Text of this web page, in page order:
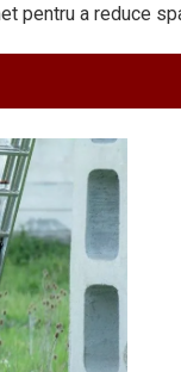
pentru a reduce